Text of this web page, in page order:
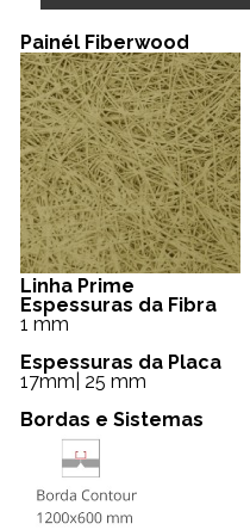
Painél Fiberwood
Linha Prime
Espessuras da Fibra
1 mm
Espessuras da Placa
17mm| 25 mm
Bordas e Sistemas